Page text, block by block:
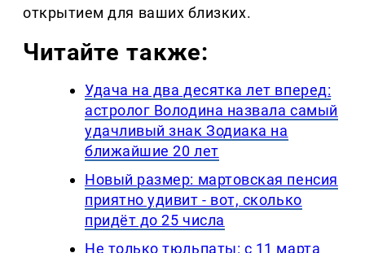
открытием для ваших близких.
Читайте также:
Удача на два десятка лет вперед:
астролог Володина назвала самый
удачливый знак Зодиака на
ближайшие 20 лет
Новый размер: мартовская пенсия
приятно удивит - вот, сколько
придёт до 25 числа
Не только тюльпаты: с 11 марта